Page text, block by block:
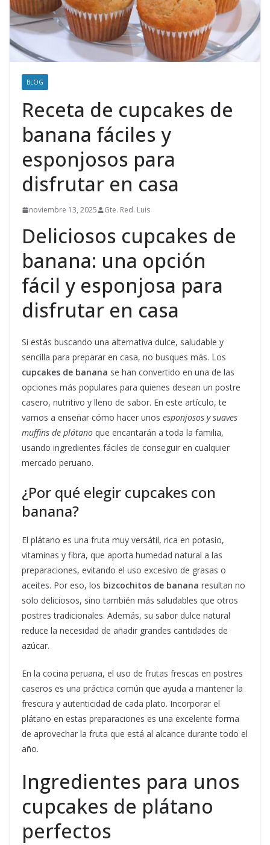
BLOG
Receta de cupcakes de
banana fáciles y
esponjosos para
disfrutar en casa
noviembre 13, 2025 Gte. Red. Luis
Deliciosos cupcakes de
banana: una opción
fácil y esponjosa para
disfrutar en casa
Si estás buscando una alternativa dulce, saludable y
sencilla para preparar en casa, no busques más. Los
cupcakes de banana se han convertido en una de las
opciones más populares para quienes desean un postre
casero, nutritivo y lleno de sabor. En este artículo, te
vamos a enseñar cómo hacer unos esponjosos y suaves
muffins de plátano que encantarán a toda la familia,
usando ingredientes fáciles de conseguir en cualquier
mercado peruano.
¿Por qué elegir cupcakes con
banana?
El plátano es una fruta muy versátil, rica en potasio,
vitaminas y fibra, que aporta humedad natural a las
preparaciones, evitando el uso excesivo de grasas o
aceites. Por eso, los bizcochitos de banana resultan no
solo deliciosos, sino también más saludables que otros
postres tradicionales. Además, su sabor dulce natural
reduce la necesidad de añadir grandes cantidades de
azúcar.
En la cocina peruana, el uso de frutas frescas en postres
caseros es una práctica común que ayuda a mantener la
frescura y autenticidad de cada plato. Incorporar el
plátano en estas preparaciones es una excelente forma
de aprovechar la fruta que está al alcance durante todo el
año.
Ingredientes para unos
cupcakes de plátano
perfectos